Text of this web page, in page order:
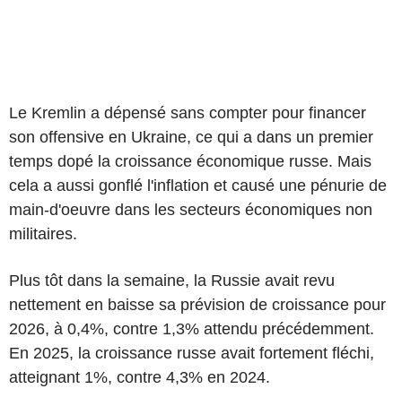
Le Kremlin a dépensé sans compter pour financer
son offensive en Ukraine, ce qui a dans un premier
temps dopé la croissance économique russe. Mais
cela a aussi gonflé l'inflation et causé une pénurie de
main-d'oeuvre dans les secteurs économiques non
militaires.
Plus tôt dans la semaine, la Russie avait revu
nettement en baisse sa prévision de croissance pour
2026, à 0,4%, contre 1,3% attendu précédemment.
En 2025, la croissance russe avait fortement fléchi,
atteignant 1%, contre 4,3% en 2024.